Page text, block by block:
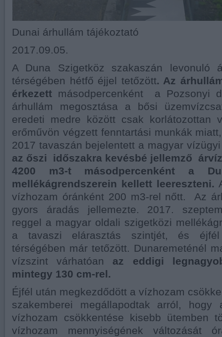
Dunai árhullám tájékoztató
2017.09.05.
A Duna Szigetköz szakaszán levonuló
térségében hétfő éjjel tetőzött. Az
érkezett másodpercenként a Pozsonyi
árhullám megosztása a bősi
eredeti medre között csak korlátozottan
erőművön végzett fenntartási munkák
2017 tavaszán bejelentett a magyar
az őszi időszakra kevésbé jellemző
4200 m3-t másodpercenként a
mellékágrendszerein kellett leereszteni.
vízhozam óránként 200 m3-rel nőtt. Az
gyors áradás jellemezte. 2017.
reggel a magyar oldali szigetközi
a tavaszi elárasztás szintjét, és
térségében már tetőzött. Dunaremeténél
vízszint várhatóan az eddigi
mintegy 130 cm-rel.
Éjfél után megkezdődött a vízhozam
szakemberei megállapodtak arról, hogy
vízhozam csökkentése kisebb ütemben
vízhozam mennyiségének változását